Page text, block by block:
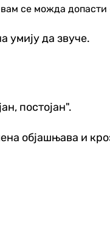
се можда
умију да звуче.
постојан".
објашњава и